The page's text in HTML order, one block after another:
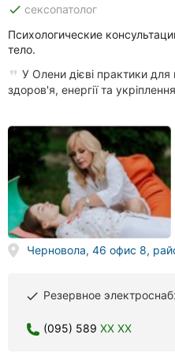
done сексопатолог
Психологические
тело.
У Олени дієві практики для
здоров'я, енергії та
Черновола, 46 офис 8,
done Резервное
(095) 589 XX XX